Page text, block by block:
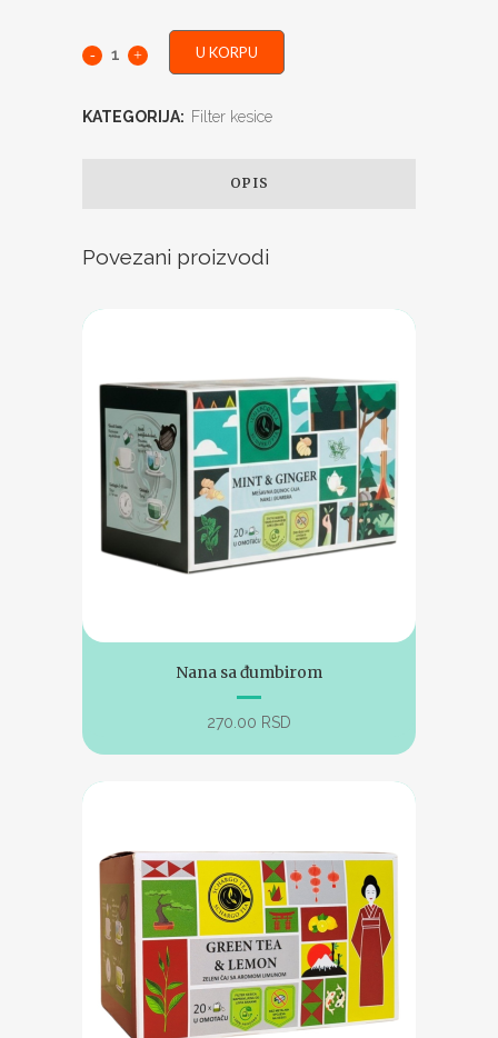
U KORPU
KATEGORIJA: Filter kesice
OPIS
Povezani proizvodi
Nana sa đumbirom
270.00 RSD